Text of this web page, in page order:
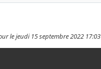
le jeudi 15 septembre 2022 17:03